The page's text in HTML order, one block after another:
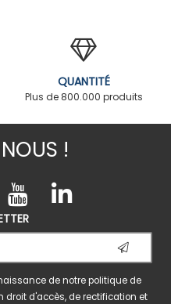
QUANTITÉ
Plus de 800.000 produits
!
de notrepolitique de
droit d'accès, de rectification et